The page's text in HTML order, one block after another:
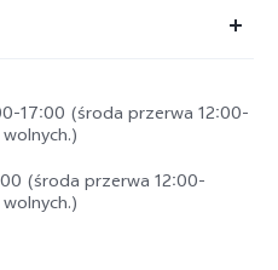
17:00 (środa przerwa 12:00-
(środa przerwa 12:00-